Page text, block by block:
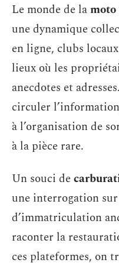
Le monde de la
une dynamique
en ligne, clubs
lieux où les
anecdotes et
circuler
à l’organisation de
à la pièce rare.
Un souci de
une interrogation
d’immatriculation
raconter la
ces plateformes, on